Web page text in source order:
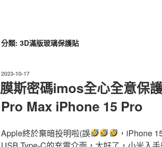
分類: 3D滿版玻璃保護貼
發
佈
於
2023-10-17
膜斯密碼imos全心全意保
Pro Max iPhone 15 Pro
Apple終於棄暗投明啦(誤
，iPhone